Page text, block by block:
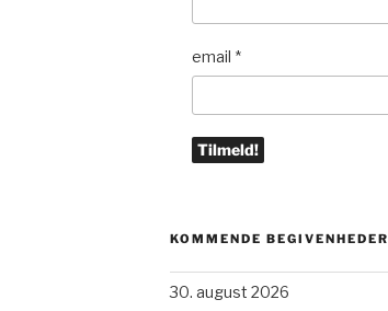
email *
KOMMENDE BEGIVENHEDER
30. august 2026